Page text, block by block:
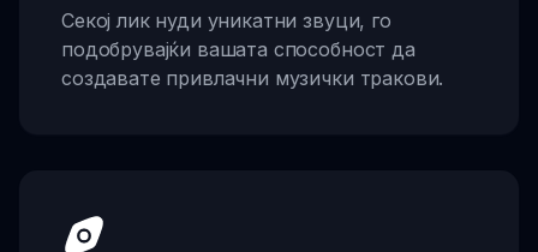
Секој лик нуди уникатни звуци, го
подобрувајќи вашата способност да
создавате привлачни музички тракови.